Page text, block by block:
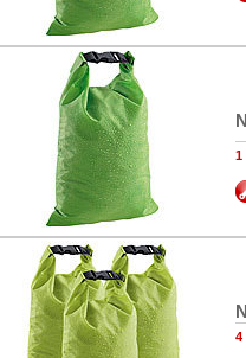
1
4